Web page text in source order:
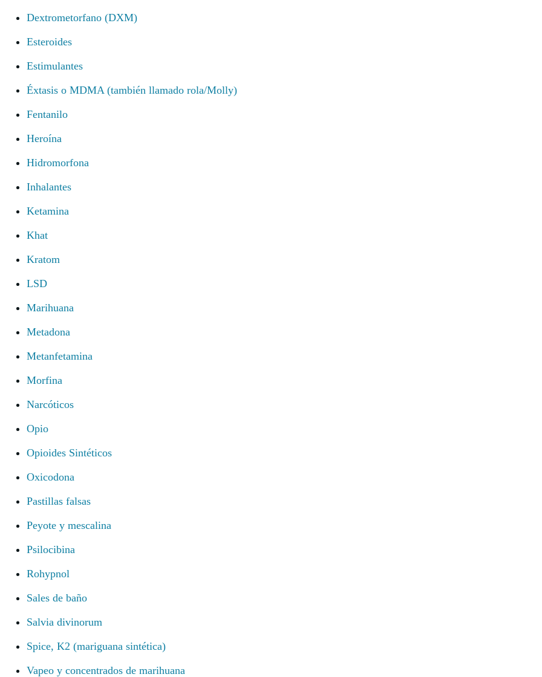
Dextrometorfano (DXM)
Esteroides
Estimulantes
Éxtasis o MDMA (también llamado rola/Molly)
Fentanilo
Heroína
Hidromorfona
Inhalantes
Ketamina
Khat
Kratom
LSD
Marihuana
Metadona
Metanfetamina
Morfina
Narcóticos
Opio
Opioides Sintéticos
Oxicodona
Pastillas falsas
Peyote y mescalina
Psilocibina
Rohypnol
Sales de baño
Salvia divinorum
Spice, K2 (mariguana sintética)
Vapeo y concentrados de marihuana